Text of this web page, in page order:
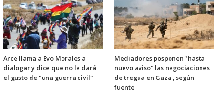
Arce llama a Evo Morales a
dialogar y dice que no le dará
el gusto de "una guerra civil"
Mediadores posponen "hasta
nuevo aviso" las negociaciones
de tregua en Gaza , según
fuente